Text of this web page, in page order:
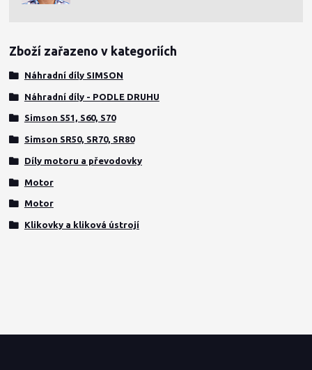
Zboží zařazeno v kategoriích
Náhradní díly SIMSON
Náhradní díly - PODLE DRUHU
Simson S51, S60, S70
Simson SR50, SR70, SR80
Díly motoru a převodovky
Motor
Motor
Klikovky a kliková ústrojí